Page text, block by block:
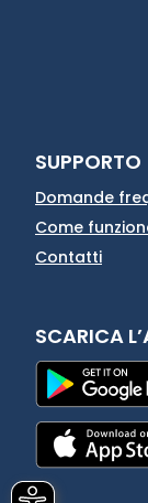
SUPPORTO
Domande
Come
Contatti
SCARICA